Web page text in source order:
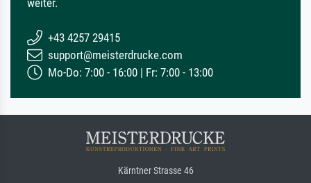
weiter.
+43 4257 29415
support@meisterdrucke.com
Mo-Do: 7:00 - 16:00 | Fr: 7:00 - 13:00
Kärntner Strasse 46